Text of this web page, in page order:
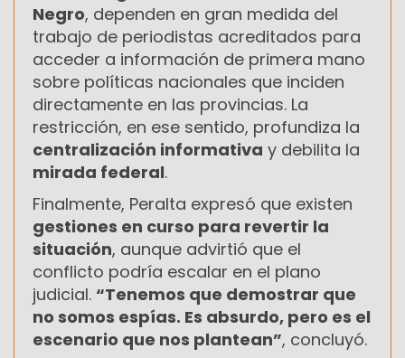
Negro, dependen en gran medida del
trabajo de periodistas acreditados para
acceder a información de primera mano
sobre políticas nacionales que inciden
directamente en las provincias. La
restricción, en ese sentido, profundiza la
centralización informativa y debilita la
mirada federal.
Finalmente, Peralta expresó que existen
gestiones en curso para revertir la
situación, aunque advirtió que el
conflicto podría escalar en el plano
judicial. “Tenemos que demostrar que
no somos espías. Es absurdo, pero es el
escenario que nos plantean”, concluyó.